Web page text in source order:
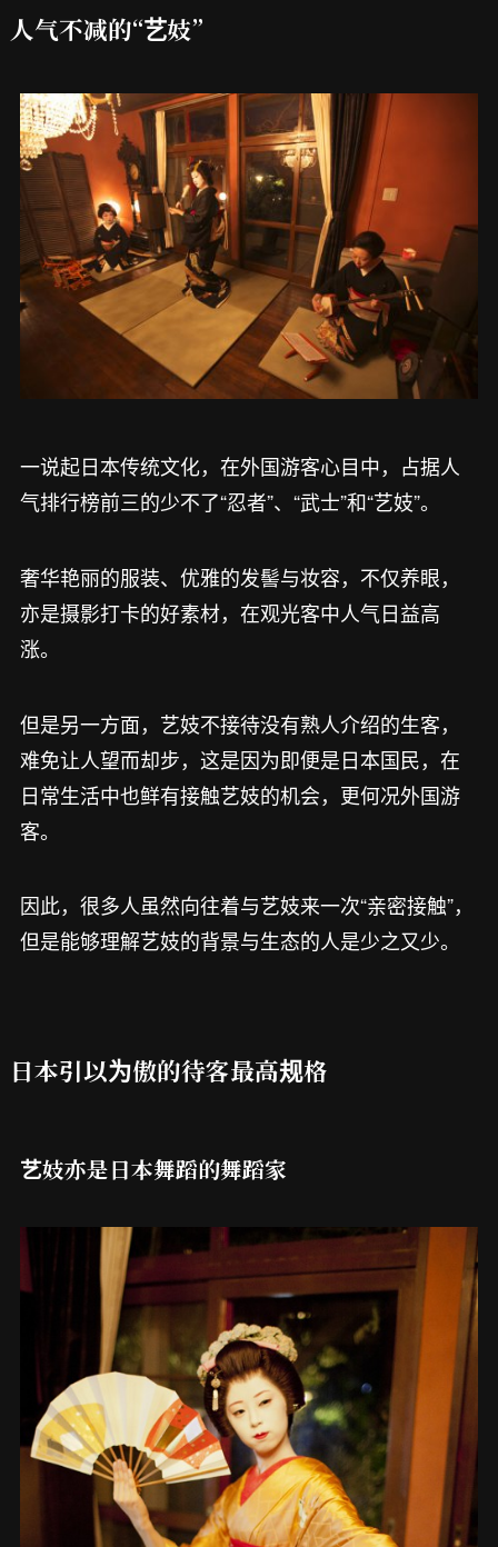
人气不减的“艺妓”
一说起日本传统文化，在外国游客心目中，占据人
气排行榜前三的少不了“忍者”、“武士”和“艺妓”。
奢华艳丽的服装、优雅的发髻与妆容，不仅养眼，
亦是摄影打卡的好素材，在观光客中人气日益高
涨。
但是另一方面，艺妓不接待没有熟人介绍的生客，
难免让人望而却步，这是因为即便是日本国民，在
日常生活中也鲜有接触艺妓的机会，更何况外国游
客。
因此，很多人虽然向往着与艺妓来一次“亲密接触”，
但是能够理解艺妓的背景与生态的人是少之又少。
日本引以为傲的待客最高规格
艺妓亦是日本舞蹈的舞蹈家